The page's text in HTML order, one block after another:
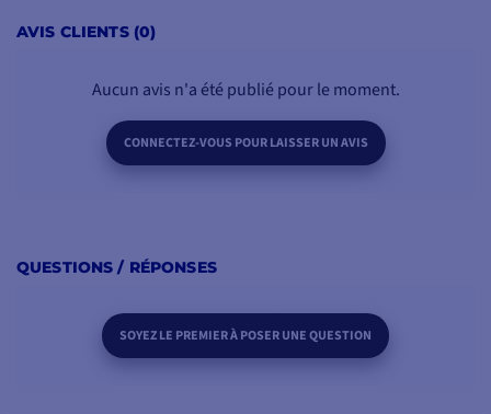
AVIS CLIENTS (0)
Aucun avis n'a été publié pour le moment.
CONNECTEZ-VOUS POUR LAISSER UN AVIS
QUESTIONS / RÉPONSES
SOYEZ LE PREMIER À POSER UNE QUESTION